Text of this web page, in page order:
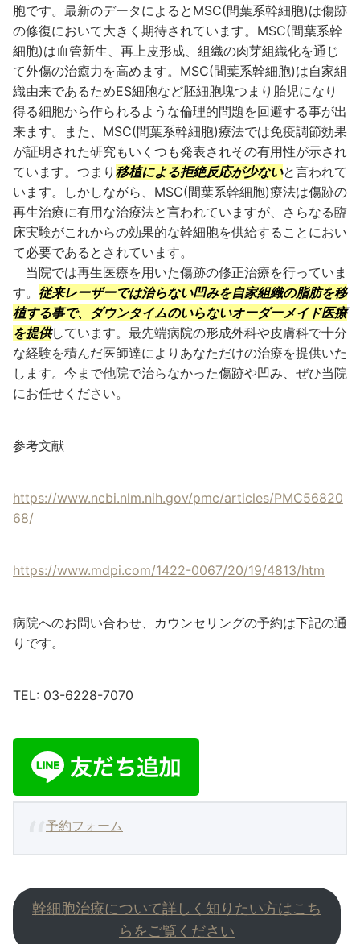
胞です。最新のデータによるとMSC(間葉系幹細胞)は傷跡
の修復において大きく期待されています。MSC(間葉系幹
細胞)は血管新生、再上皮形成、組織の肉芽組織化を通じ
て外傷の治癒力を高めます。MSC(間葉系幹細胞)は自家組
織由来であるためES細胞など胚細胞塊つまり胎児になり
得る細胞から作られるような倫理的問題を回避する事が出
来ます。また、MSC(間葉系幹細胞)療法では免疫調節効果
が証明された研究もいくつも発表されその有用性が示され
ています。つまり 移植による拒絶反応が少ないと言われて
います。しかしながら、MSC(間葉系幹細胞)療法は傷跡の
再生治療に有用な治療法と言われていますが、さらなる臨
床実験がこれからの効果的な幹細胞を供給することにおい
て必要であるとされています。
当院では再生医療を用いた傷跡の修正治療を行っていま
す。 従来レーザーでは治らない凹みを自家組織の脂肪を移
植する事で、ダウンタイムのいらないオーダーメイド医療
を提供しています。最先端病院の形成外科や皮膚科で十分
な経験を積んだ医師達によりあなただけの治療を提供いた
します。今まで他院で治らなかった傷跡や凹み、ぜひ当院
にお任せください。
参考文献
https://www.ncbi.nlm.nih.gov/pmc/articles/PMC56820
68/
https://www.mdpi.com/1422-0067/20/19/4813/htm
病院へのお問い合わせ、カウンセリングの予約は下記の通
りです。
TEL: 03-6228-7070
予約フォーム
幹細胞治療について詳しく知りたい方はこち
らをご覧ください